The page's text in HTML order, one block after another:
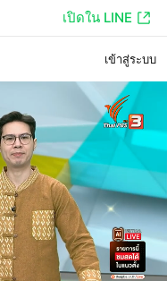
เปิดใน LINE
เข้าสู่ระบบ